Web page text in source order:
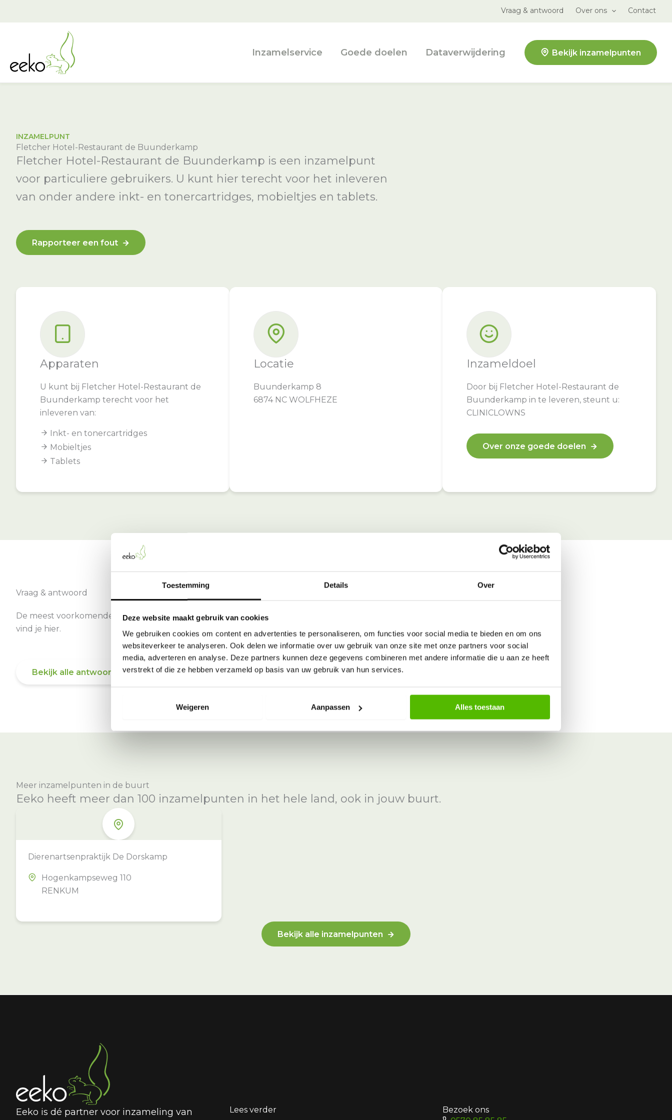
Toestemming Details Over
Deze website maakt gebruik van cookies
We gebruiken cookies om content en advertenties te personaliseren, om functies voor social media te bieden en om ons
websiteverkeer te analyseren. Ook delen we informatie over uw gebruik van onze site met onze partners voor social
media, adverteren en analyse. Deze partners kunnen deze gegevens combineren met andere informatie die u aan ze heeft
verstrekt of die ze hebben verzameld op basis van uw gebruik van hun services.
Weigeren Aanpassen Alles toestaan
Vraag & antwoord Over ons Contact
Inzamelservice Goede doelen Dataverwijdering Bekijk inzamelpunten
INZAMELPUNT
Fletcher Hotel-Restaurant de Buunderkamp
Fletcher Hotel-Restaurant de Buunderkamp is een inzamelpunt
voor particuliere gebruikers. U kunt hier terecht voor het inleveren
van onder andere inkt- en tonercartridges, mobieltjes en tablets.
Rapporteer een fout
Apparaten
U kunt bij Fletcher Hotel-Restaurant de
Buunderkamp terecht voor het
inleveren van:
Inkt- en tonercartridges
Mobieltjes
Tablets
Locatie
Buunderkamp 8
6874 NC WOLFHEZE
Inzameldoel
Door bij Fletcher Hotel-Restaurant de
Buunderkamp in te leveren, steunt u:
CLINICLOWNS
Over onze goede doelen
Vraag & antwoord
De meest voorkomende vragen over onze dienst
vind je hier.
Bekijk alle antwoorden
Meer inzamelpunten in de buurt
Eeko heeft meer dan 100 inzamelpunten in het hele land, ook in jouw buurt.
Dierenartsenpraktijk De Dorskamp
Hogenkampseweg 110
RENKUM
Bekijk alle inzamelpunten
Eeko is dé partner voor inzameling van Lees verder
Bezoek ons